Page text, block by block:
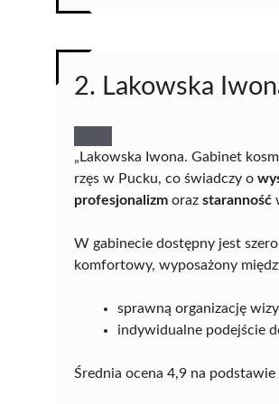
2. Lakowska
„Lakowska Iwona. Gabinet
rzęs w Pucku, co świadczy o
profesjonalizm oraz staranność
W gabinecie dostępny jest
komfortowy, wyposażony
sprawną organizację
indywidualne podejście
Średnia ocena 4,9 na